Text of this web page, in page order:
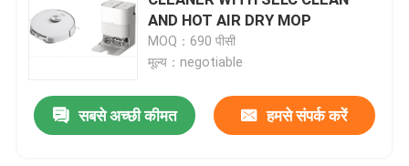
AND HOT AIR DRY MOP
MOQ：690 पीसी
मूल्य：negotiable
सबसे अच्छी कीमत हमसे संपर्क करें